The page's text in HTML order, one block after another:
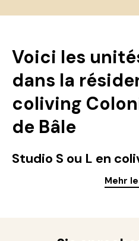
Voici les
dans la
coliving
de Bâle
Studio S ou L en
Mehr